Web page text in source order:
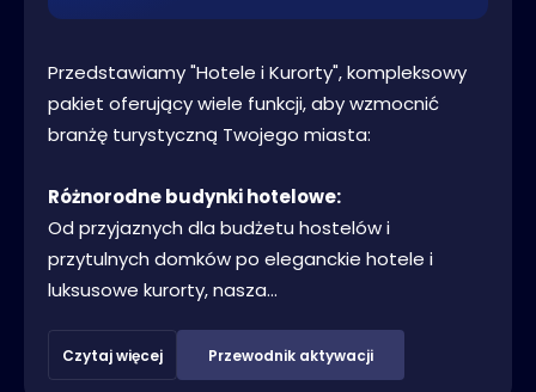
Przedstawiamy "Hotele i Kurorty", kompleksowy
pakiet oferujący wiele funkcji, aby wzmocnić
branżę turystyczną Twojego miasta:
Różnorodne budynki hotelowe:
Od przyjaznych dla budżetu hostelów i
przytulnych domków po eleganckie hotele i
luksusowe kurorty, nasza...
Czytaj więcej Przewodnik aktywacji